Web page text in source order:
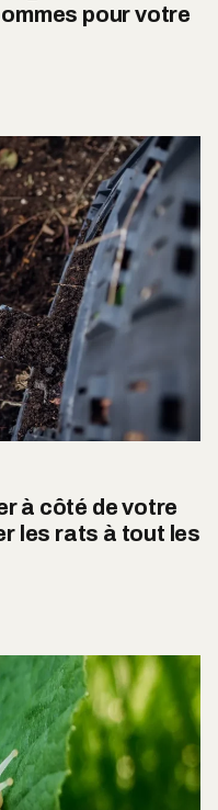
pour votre
à côté de votre
les rats à tout les